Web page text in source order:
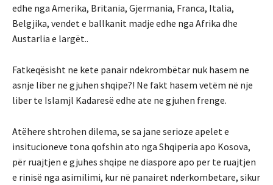
edhe nga Amerika, Britania, Gjermania, Franca, Italia,
Belgjika, vendet e ballkanit madje edhe nga Afrika dhe
Austarlia e largët..
Fatkeqësisht ne kete panair ndekrombëtar nuk hasem ne
asnje liber ne gjuhen shqipe?! Ne fakt hasem vetëm në nje
liber te Islamjl Kadaresë edhe ate ne gjuhen frenge.
Atëhere shtrohen dilema, se sa jane serioze apelet e
insitucioneve tona qofshin ato nga Shqiperia apo Kosova,
për ruajtjen e gjuhes shqipe ne diaspore apo per te ruajtjen
e rinisë nga asimilimi, kur në panairet nderkombetare, sikur